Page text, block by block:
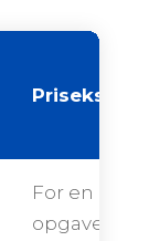
For en
opgave på